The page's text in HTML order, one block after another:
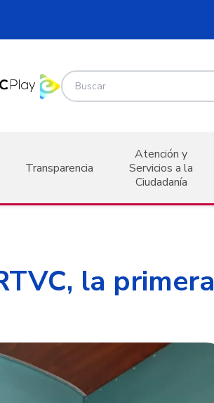
Transparencia
Atención y
Servicios a la
Ciudadanía
la primera